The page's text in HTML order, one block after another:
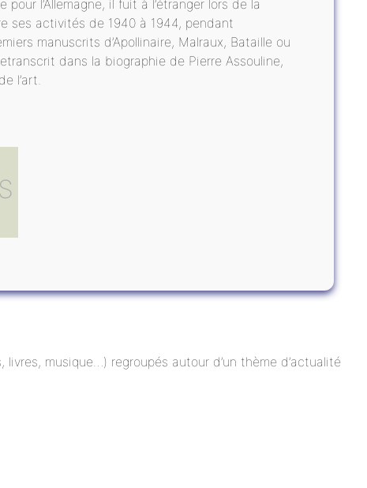
l’Allemagne, il fuit à l’étranger lors de la
ses activités de 1940 à 1944, pendant
manuscrits d’Apollinaire, Malraux, Bataille ou
dans la biographie de Pierre Assouline,
l’art.
musique…) regroupés autour d’un thème d’actualité